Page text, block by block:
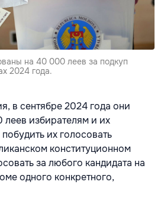
на 40 000 леев за подкуп
2024 года.
в сентябре 2024 года они
избирателям и их
их голосовать
конституционном
за любого кандидата на
одного конкретного,